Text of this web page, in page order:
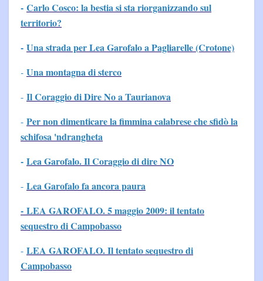
- Carlo Cosco: la bestia si sta riorganizzando sul
territorio?
- Una strada per Lea Garofalo a Pagliarelle (Crotone)
- Una montagna di sterco
- Il Coraggio di Dire No a Taurianova
- Per non dimenticare la fimmina calabrese che sfidò la
schifosa 'ndrangheta
- Lea Garofalo. Il Coraggio di dire NO
- Lea Garofalo fa ancora paura
- LEA GAROFALO. 5 maggio 2009: il tentato
sequestro di Campobasso
- LEA GAROFALO. Il tentato sequestro di
Campobasso